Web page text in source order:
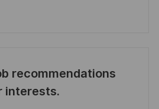
recommendations
interests.